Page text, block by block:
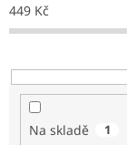
k
t
449 Kč
Na skladě 1